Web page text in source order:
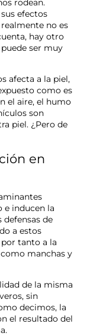
rodean.
efectos
no es
hay otro
ser muy
afecta a la piel,
como es
el aire, el humo
son
piel. ¿Pero de
en
e inducen la
de
a estos
tanto a la
manchas y
de la misma
sin
decimos, la
el resultado del